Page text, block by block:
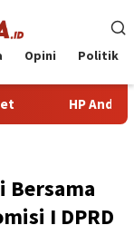
Opini Politik
Android Terbaik
Bersama
I DPRD